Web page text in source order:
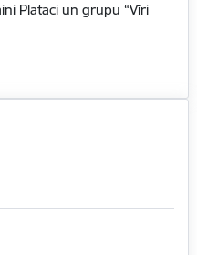
Plataci un grupu “Vīri